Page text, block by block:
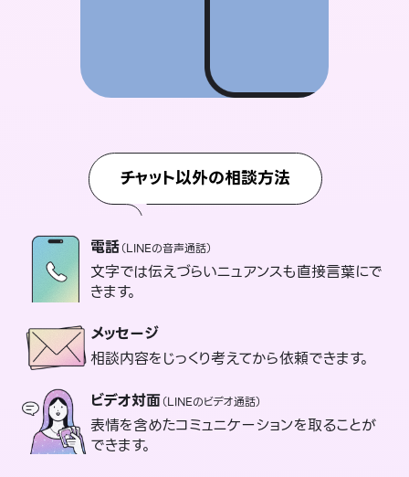
チャット以外の相談方法
電話（LINEの音声通話）
文字では伝えづらいニュアンスも直接言葉にで
きます。
メッセージ
相談内容をじっくり考えてから依頼できます。
ビデオ対面（LINEのビデオ通話）
表情を含めたコミュニケーションを取ることが
できます。